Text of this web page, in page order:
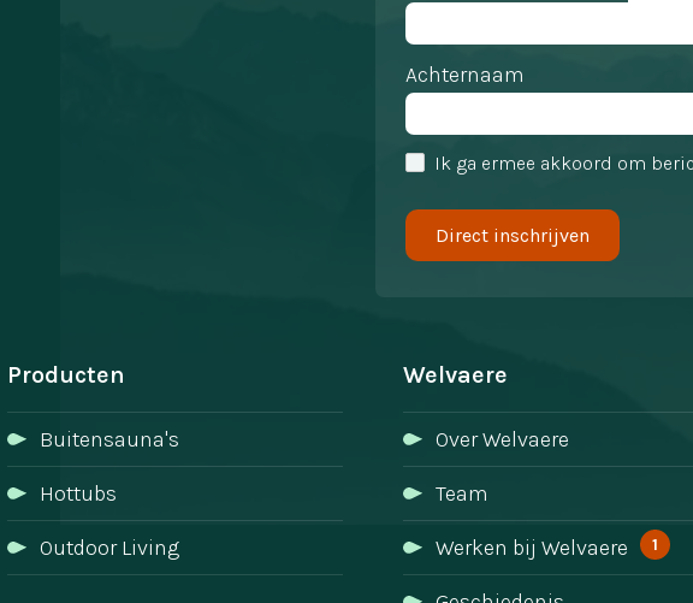
Achternaam
Ik ga ermee akkoord om
Producten
Buitensauna's
Hottubs
Outdoor Living
Welvaere
Over Welvaere
Team
Werken bij Welvaere 1